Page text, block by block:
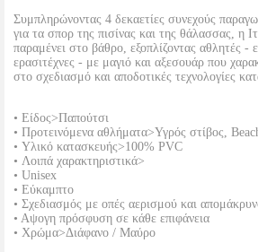
Συμπληρώνοντας 4 δεκαετίες συνεχούς
για τα σπορ της πισίνας και της θάλασσας, η
παραμένει στο βάθρο, εξοπλίζοντας αθλητές -
ερασιτέχνες - με μαγιό και αξεσουάρ που
στο σχεδιασμό και αποδοτικές τεχνολογίες
• Είδος>Παπούτσι
• Προτεινόμενα αθλήματα>Υγρός στίβος,
• Υλικό κατασκευής>100% PVC
• Λοιπά χαρακτηριστικά>
• Unisex
• Εύκαμπτο
• Σχεδιασμός με οπές αερισμού και
• Αψογη πρόσφυση σε κάθε επιφάνεια
• Χρώμα>Διάφανο / Μαύρο